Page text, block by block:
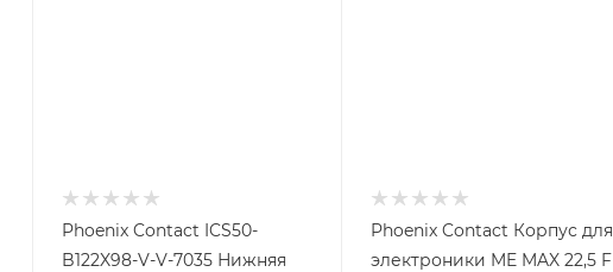
Phoenix Contact ICS50-
B122X98-V-V-7035 Нижняя
Phoenix Contact Корпус для
электроники ME MAX 22,5 F